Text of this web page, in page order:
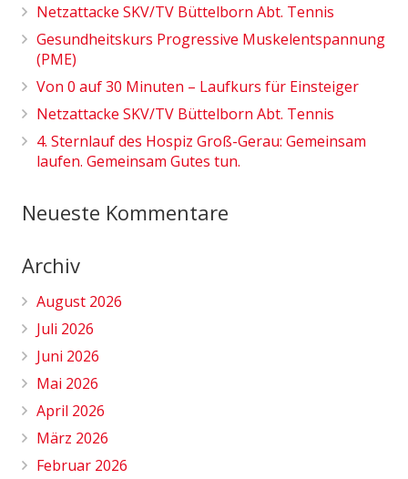
Netzattacke SKV/TV Büttelborn Abt. Tennis
Gesundheitskurs Progressive Muskelentspannung
(PME)
Von 0 auf 30 Minuten – Laufkurs für Einsteiger
Netzattacke SKV/TV Büttelborn Abt. Tennis
4. Sternlauf des Hospiz Groß-Gerau: Gemeinsam
laufen. Gemeinsam Gutes tun.
Neueste Kommentare
Archiv
August 2026
Juli 2026
Juni 2026
Mai 2026
April 2026
März 2026
Februar 2026